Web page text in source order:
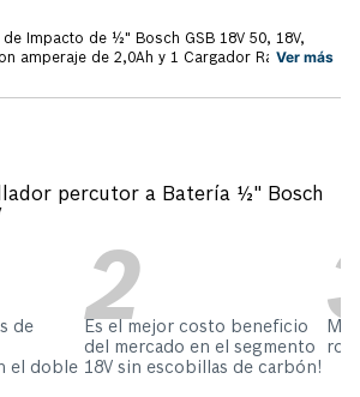
Impacto de ½" Bosch GSB 18V 50, 18V,
amperaje de 2,0Ah y 1 Cargador Rápido
18V sin escobillas de carbón. Su
Ver más
de
el doble
Es el mejor costo beneficio
del mercado en el segmento
18V sin escobillas de carbón!